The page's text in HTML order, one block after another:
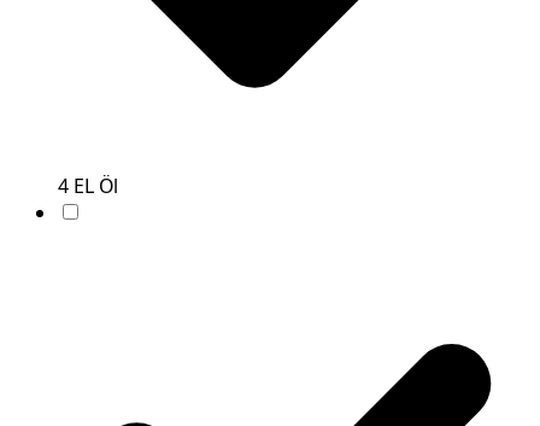
4 EL Öl